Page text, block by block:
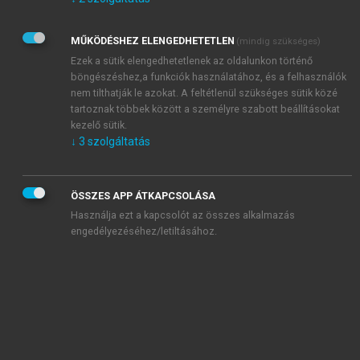
Adatkezelési tájékoztatóbanfoglaltakat tudomásul
veszem és elfogadom.
Általános vásárlási feltételeket, valamint a szotar.netés a
mersz.huoldalak licencszerződéseiben foglaltakat
tudomásul veszem és elfogadom.
KIPRÓBÁLOM
MŰKÖDÉSHEZ ELENGEDHETETLEN (mindig szükséges)
Ezek a sütik elengedhetetlenek az oldalunkon történő
böngészéshez,a funkciók használatához, és a felhasználók
nem tilthatják le azokat. A feltétlenül szükséges sütik közé
tartoznak többek között a személyre szabott beállításokat
kezelő sütik.
↓ 3 szolgáltatás
ÖSSZES APP ÁTKAPCSOLÁSA
Használja ezt a kapcsolót az összes alkalmazás
engedélyezéséhez/letiltásához.